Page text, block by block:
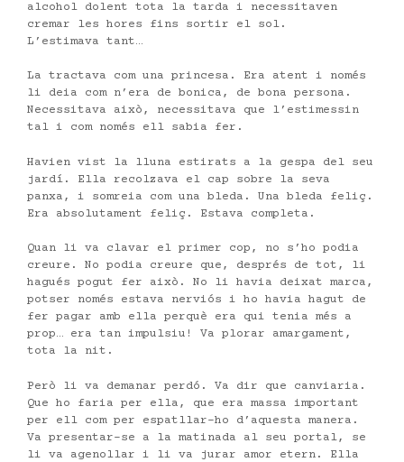
alcohol dolent tota la tarda i necessitaven
cremar les hores fins sortir el sol.
L’estimava tant…
La tractava com una princesa. Era atent i només
li deia com n’era de bonica, de bona persona.
Necessitava això, necessitava que l’estimessin
tal i com només ell sabia fer.
Havien vist la lluna estirats a la gespa del seu
jardí. Ella recolzava el cap sobre la seva
panxa, i somreia com una bleda. Una bleda feliç.
Era absolutament feliç. Estava completa.
Quan li va clavar el primer cop, no s’ho podia
creure. No podia creure que, després de tot, li
hagués pogut fer això. No li havia deixat marca,
potser només estava nerviós i ho havia hagut de
fer pagar amb ella perquè era qui tenia més a
prop… era tan impulsiu! Va plorar amargament,
tota la nit.
Però li va demanar perdó. Va dir que canviaria.
Que ho faria per ella, que era massa important
per ell com per espatllar-ho d’aquesta manera.
Va presentar-se a la matinada al seu portal, se
li va agenollar i li va jurar amor etern. Ella